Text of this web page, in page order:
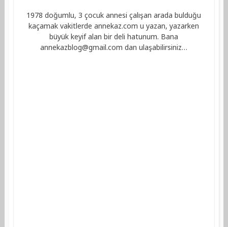
1978 doğumlu, 3 çocuk annesi çalışan arada bulduğu
kaçamak vakitlerde annekaz.com u yazan, yazarken
büyük keyif alan bir deli hatunum. Bana
annekazblog@gmail.com dan ulaşabilirsiniz…